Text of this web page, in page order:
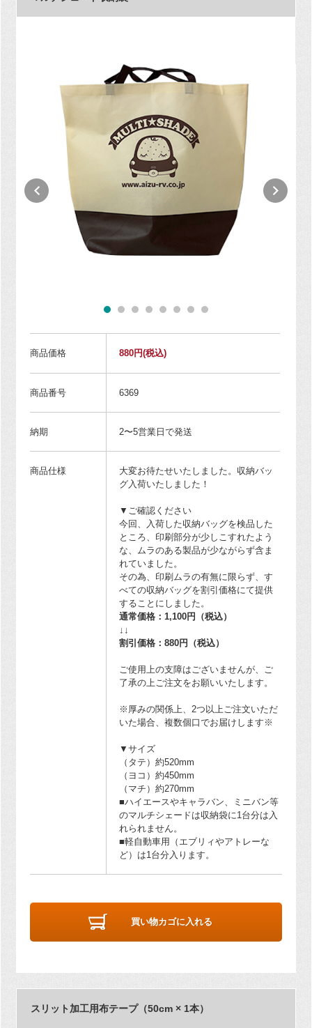
商品価格 880円(税込)
商品番号 6369
納期 2〜5営業日で発送
商品仕様
大変お待たせいたしました。収納バッ
グ入荷いたしました！
▼ご確認ください
今回、入荷した収納バッグを検品した
ところ、印刷部分が少しこすれたよう
な、ムラのある製品が少ながらず含ま
れていました。
その為、印刷ムラの有無に限らず、す
べての収納バッグを割引価格にて提供
することにしました。
通常価格：1,100円（税込）
↓↓
割引価格：880円（税込）
ご使用上の支障はございませんが、ご
了承の上ご注文をお願いいたします。
※厚みの関係上、2つ以上ご注文いただ
いた場合、複数個口でお届けします※
▼サイズ
（タテ）約520mm
（ヨコ）約450mm
（マチ）約270mm
■ハイエースやキャラバン、ミニバン等
のマルチシェードは収納袋に1台分は入
れられません。
■軽自動車用（エブリィやアトレーな
ど）は1台分入ります。
買い物カゴに入れる
スリット加工用布テープ（50cm × 1本）